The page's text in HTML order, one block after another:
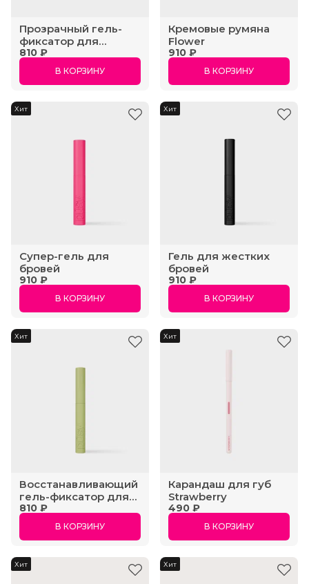
Прозрачный гель-
фиксатор для
бровей
810 ₽
В КОРЗИНУ
Кремовые румяна
Flower
910 ₽
В КОРЗИНУ
Хит
Супер-гель для
бровей
910 ₽
В КОРЗИНУ
Хит
Гель для жестких
бровей
910 ₽
В КОРЗИНУ
Хит
Восстанавливающий
гель-фиксатор для
бровей
810 ₽
В КОРЗИНУ
Хит
Карандаш для губ
Strawberry
490 ₽
В КОРЗИНУ
Хит Хит